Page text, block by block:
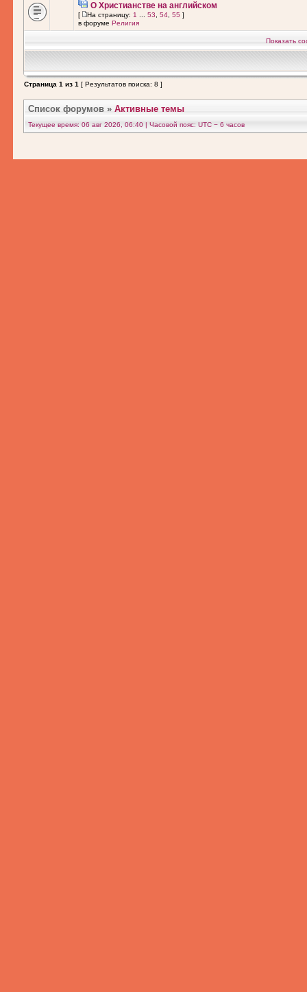
О Христианстве на английском
[ На страницу: 1 53 54 55 ]
в форуме Религия
Показать
Страница 1 из 1 [ Результатов поиска: 8 ]
Список форумов » Активные темы
Текущее время: 06 авг 2026, 06:40 | Часовой пояс: UTC − 6 часов